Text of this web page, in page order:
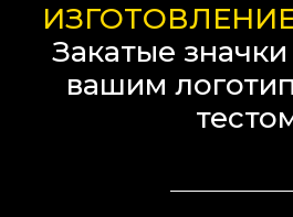
Закатые значки
вашим